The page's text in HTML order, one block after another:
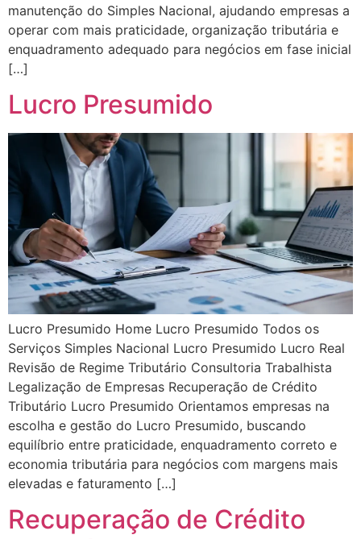
manutenção do Simples Nacional, ajudando empresas a
operar com mais praticidade, organização tributária e
enquadramento adequado para negócios em fase inicial
[…]
Lucro Presumido
Lucro Presumido Home Lucro Presumido Todos os
Serviços Simples Nacional Lucro Presumido Lucro Real
Revisão de Regime Tributário Consultoria Trabalhista
Legalização de Empresas Recuperação de Crédito
Tributário Lucro Presumido Orientamos empresas na
escolha e gestão do Lucro Presumido, buscando
equilíbrio entre praticidade, enquadramento correto e
economia tributária para negócios com margens mais
elevadas e faturamento […]
Recuperação de Crédito